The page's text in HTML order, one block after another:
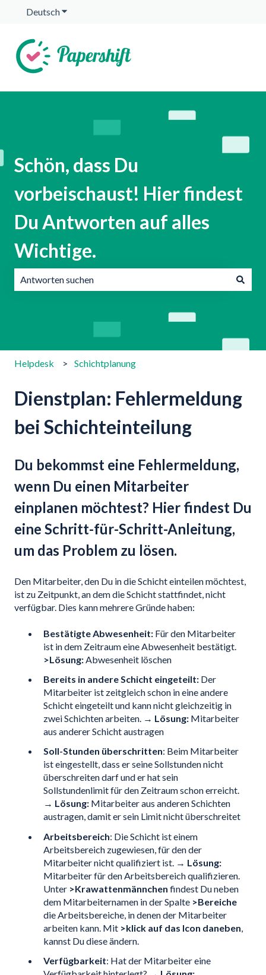
DeutschUntermenü für Übersetzungen anzeigen
Schön, dass Du
vorbeischaust! Hier findest
Du Antworten auf alles
Wichtige.
Helpdesk Schichtplanung
Dienstplan: Fehlermeldung
bei Schichteinteilung
Du bekommst eine Fehlermeldung,
wenn Du einen Mitarbeiter
einplanen möchtest? Hier findest Du
eine Schritt-für-Schritt-Anleitung,
um das Problem zu lösen.
Den Mitarbeiter, den Du in die Schicht einteilen möchtest,
ist zu Zeitpunkt, an dem die Schicht stattfindet, nicht
verfügbar. Dies kann mehrere Gründe haben:
Bestätigte Abwesenheit: Für den Mitarbeiter
ist in dem Zeitraum eine Abwesenheit bestätigt.
>Lösung:Abwesenheit löschen
Bereits in andere Schicht eingeteilt: Der
Mitarbeiter ist zeitgleich schon in eine andere
Schicht eingeteilt und kann nicht gleichzeitig in
zwei Schichten arbeiten. → Lösung: Mitarbeiter
aus anderer Schicht austragen
Soll-Stunden überschritten: Beim Mitarbeiter
ist eingestellt, dass er seine Sollstunden nicht
überschreiten darf und er hat sein
Sollstundenlimit für den Zeitraum schon erreicht.
→ Lösung: Mitarbeiter aus anderen Schichten
austragen, damit er sein Limit nicht überschreitet
Arbeitsbereich: Die Schicht ist einem
Arbeitsbereich zugewiesen, für den der
Mitarbeiter nicht qualifiziert ist. → Lösung:
Mitarbeiter für den Arbeitsbereich qualifizieren.
Unter >Krawattenmännchen findest Du neben
dem Mitarbeiternamen in der Spalte >Bereiche
die Arbeitsbereiche, in denen der Mitarbeiter
arbeiten kann. Mit >klick auf das Icon daneben
kannst Du diese ändern.
Verfügbarkeit: Hat der Mitarbeiter eine